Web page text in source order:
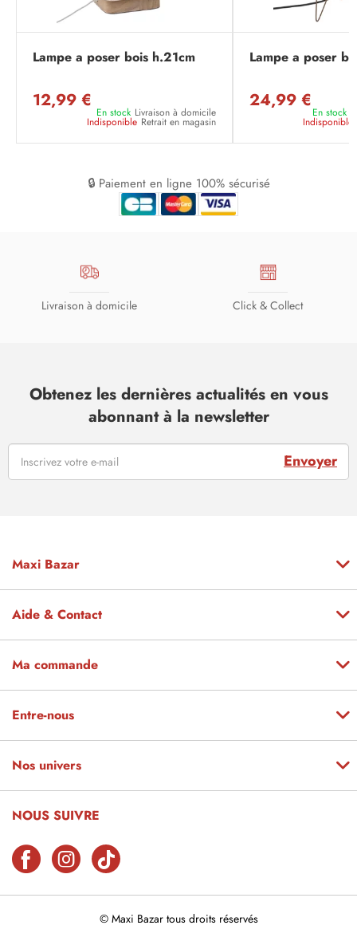
Lampe a poser bois h.21cm
12,99 €
En stock Livraison à domicile
Indisponible Retrait en magasin
Lampe a poser
24,99 €
En stock
Indisponible
🔒 Paiement en ligne 100% sécurisé
Livraison à domicile Click & Collect
Obtenez les dernières actualités en vous
abonnant à la newsletter
Envoyer
Maxi Bazar
Aide & Contact
Ma commande
Entre-nous
Nos univers
NOUS SUIVRE
© Maxi Bazar tous droits réservés